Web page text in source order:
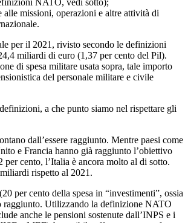
NATO, vedi sotto);
alle missioni, operazioni e altre attività di
per il 2021, rivisto secondo le definizioni
miliardi di euro (1,37 per cento del Pil).
di spesa militare usata sopra, tale importo
del personale militare e civile
a che punto siamo nel rispettare gli
dall’essere raggiunto. Mentre paesi come
e Francia hanno già raggiunto l’obiettivo
per cento, l’Italia è ancora molto al di sotto.
rispetto al 2021.
per cento della spesa in “investimenti”, ossia
raggiunto. Utilizzando la definizione NATO
anche le pensioni sostenute dall’INPS e i